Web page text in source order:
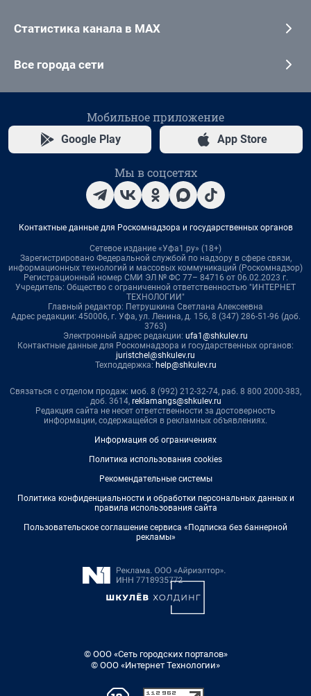
Статистика канала в MAX
Все города сети
Мобильное приложение
Google Play App Store
Мы в соцсетях
Контактные данные для Роскомнадзора и государственных органов
Сетевое издание «Уфа1.ру» (18+)
Зарегистрировано Федеральной службой по надзору в сфере связи,
информационных технологий и массовых коммуникаций (Роскомнадзор)
Регистрационный номер СМИ ЭЛ № ФС 77– 84716 от 06.02.2023 г.
Учредитель: Общество с ограниченной ответственностью "ИНТЕРНЕТ
ТЕХНОЛОГИИ"
Главный редактор: Петрушкина Светлана Алексеевна
Адрес редакции: 450006, г. Уфа, ул. Ленина, д. 156, 8 (347) 286-51-96 (доб.
3763)
Электронный адрес редакции: ufa1@shkulev.ru
Контактные данные для Роскомнадзора и государственных органов:
juristchel@shkulev.ru
Техподдержка: help@shkulev.ru
Связаться с отделом продаж: моб. 8 (992) 212-32-74, раб. 8 800 2000-383,
доб. 3614, reklamangs@shkulev.ru
Редакция сайта не несет ответственности за достоверность
информации, содержащейся в рекламных объявлениях.
Информация об ограничениях
Политика использования cookies
Рекомендательные системы
Политика конфиденциальности и обработки персональных данных и
правила использования сайта
Пользовательское соглашение сервиса «Подписка без баннерной
рекламы»
© ООО «Сеть городских порталов»
© ООО «Интернет Технологии»